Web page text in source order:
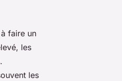
faire un
les
les